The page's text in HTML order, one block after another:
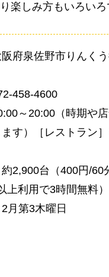
楽しみ方もいろいろ
府泉佐野市りんく
458-4600
～20:00（時期や
ます）［レストラン
2,900台（400円/60
上利用で3時間無料）
月第3木曜日